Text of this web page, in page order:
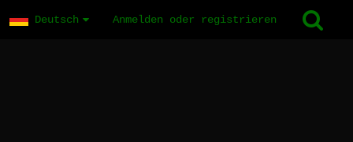
Deutsch Anmelden oder registrieren